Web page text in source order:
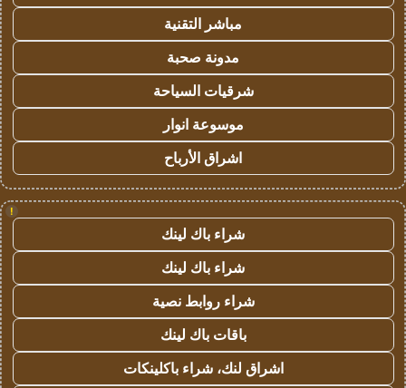
مباشر التقنية
مدونة صحبة
شرقيات السياحة
موسوعة انوار
اشراق الأرباح
!
شراء باك لينك
شراء باك لينك
شراء روابط نصية
باقات باك لينك
اشراق لنك، شراء باكلينكات